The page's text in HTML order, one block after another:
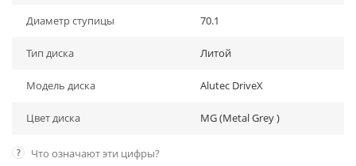
Диаметр ступицы 70.1
Тип диска Литой
Модель диска Alutec DriveX
Цвет диска MG (Metal Grey )
? Что означают эти цифры?